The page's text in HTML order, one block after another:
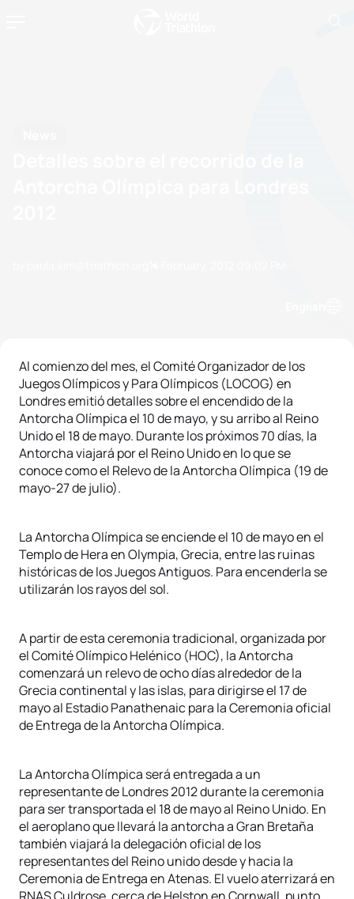
Al comienzo del mes, el Comité Organizador de los
Juegos Olímpicos y Para Olímpicos (LOCOG) en
Londres emitió detalles sobre el encendido de la
Antorcha Olímpica el 10 de mayo, y su arribo al Reino
Unido el 18 de mayo. Durante los próximos 70 días, la
Antorcha viajará por el Reino Unido en lo que se
conoce como el Relevo de la Antorcha Olímpica (19 de
mayo-27 de julio).
La Antorcha Olímpica se enciende el 10 de mayo en el
Templo de Hera en Olympia, Grecia, entre las ruinas
históricas de los Juegos Antiguos. Para encenderla se
utilizarán los rayos del sol.
A partir de esta ceremonia tradicional, organizada por
el Comité Olímpico Helénico (HOC), la Antorcha
comenzará un relevo de ocho días alrededor de la
Grecia continental y las islas, para dirigirse el 17 de
mayo al Estadio Panathenaic para la Ceremonia oficial
de Entrega de la Antorcha Olímpica.
La Antorcha Olímpica será entregada a un
representante de Londres 2012 durante la ceremonia
para ser transportada el 18 de mayo al Reino Unido. En
el aeroplano que llevará la antorcha a Gran Bretaña
también viajará la delegación oficial de los
representantes del Reino unido desde y hacia la
Ceremonia de Entrega en Atenas. El vuelo aterrizará en